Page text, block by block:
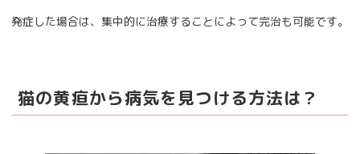
発症した場合は、集中的に治療することによって完治も可能です。
猫の黄疸から病気を見つける方法は？